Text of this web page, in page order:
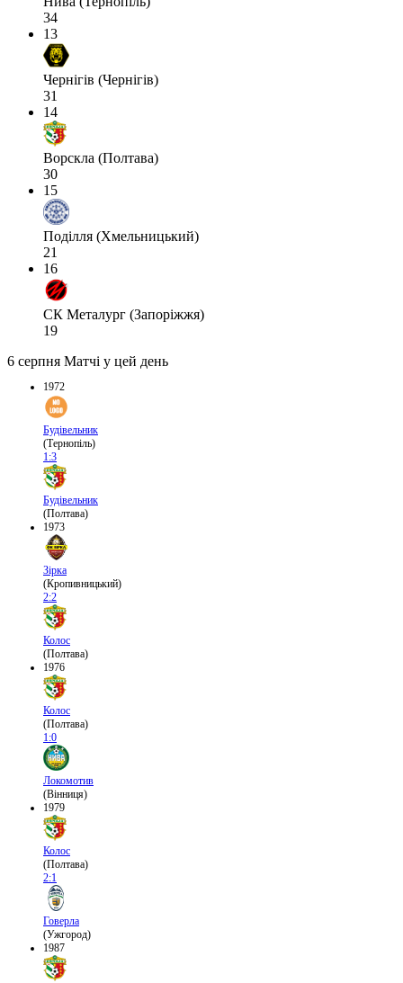
34
13
Чернігів (Чернігів)
31
14
Ворскла (Полтава)
30
15
Поділля (Хмельницький)
21
16
СК Металург (Запоріжжя)
19
6 серпня Матчі у цей день
1972
Будівельник
(Тернопіль)
1:3
Будівельник
(Полтава)
1973
Зірка
(Кропивницький)
2:2
Колос
(Полтава)
1976
Колос
(Полтава)
1:0
Локомотив
(Вінниця)
1979
Колос
(Полтава)
2:1
Говерла
(Ужгород)
1987